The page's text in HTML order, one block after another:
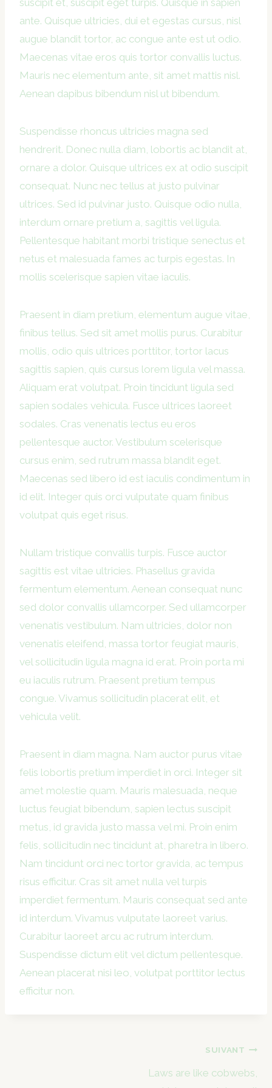
ante. Quisque ultricies, dui et egestas cursus, nisl
augue blandit tortor, ac congue ante est ut odio.
Maecenas vitae eros quis tortor convallis luctus.
Mauris nec elementum ante, sit amet mattis nisl.
Aenean dapibus bibendum nisl ut bibendum.
Suspendisse rhoncus ultricies magna sed
hendrerit. Donec nulla diam, lobortis ac blandit at,
ornare a dolor. Quisque ultrices ex at odio suscipit
consequat. Nunc nec tellus at justo pulvinar
ultrices. Sed id pulvinar justo. Quisque odio nulla,
interdum ornare pretium a, sagittis vel ligula.
Pellentesque habitant morbi tristique senectus et
netus et malesuada fames ac turpis egestas. In
mollis scelerisque sapien vitae iaculis.
Praesent in diam pretium, elementum augue vitae,
finibus tellus. Sed sit amet mollis purus. Curabitur
mollis, odio quis ultrices porttitor, tortor lacus
sagittis sapien, quis cursus lorem ligula vel massa.
Aliquam erat volutpat. Proin tincidunt ligula sed
sapien sodales vehicula. Fusce ultrices laoreet
sodales. Cras venenatis lectus eu eros
pellentesque auctor. Vestibulum scelerisque
cursus enim, sed rutrum massa blandit eget.
Maecenas sed libero id est iaculis condimentum in
id elit. Integer quis orci vulputate quam finibus
volutpat quis eget risus.
Nullam tristique convallis turpis. Fusce auctor
sagittis est vitae ultricies. Phasellus gravida
fermentum elementum. Aenean consequat nunc
sed dolor convallis ullamcorper. Sed ullamcorper
venenatis vestibulum. Nam ultricies, dolor non
venenatis eleifend, massa tortor feugiat mauris,
vel sollicitudin ligula magna id erat. Proin porta mi
eu iaculis rutrum. Praesent pretium tempus
congue. Vivamus sollicitudin placerat elit, et
vehicula velit.
Praesent in diam magna. Nam auctor purus vitae
felis lobortis pretium imperdiet in orci. Integer sit
amet molestie quam. Mauris malesuada, neque
luctus feugiat bibendum, sapien lectus suscipit
metus, id gravida justo massa vel mi. Proin enim
felis, sollicitudin nec tincidunt at, pharetra in libero.
Nam tincidunt orci nec tortor gravida, ac tempus
risus efficitur. Cras sit amet nulla vel turpis
imperdiet fermentum. Mauris consequat sed ante
id interdum. Vivamus vulputate laoreet varius.
Curabitur laoreet arcu ac rutrum interdum.
Suspendisse dictum elit vel dictum pellentesque.
Aenean placerat nisi leo, volutpat porttitor lectus
efficitur non.
SUIVANT
Laws are like cobwebs,